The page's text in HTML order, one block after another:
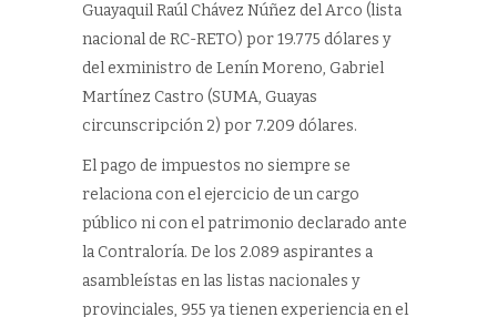
Guayaquil Raúl Chávez Núñez del Arco (lista
nacional de RC-RETO) por 19.775 dólares y
del exministro de Lenín Moreno, Gabriel
Martínez Castro (SUMA, Guayas
circunscripción 2) por 7.209 dólares.
El pago de impuestos no siempre se
relaciona con el ejercicio de un cargo
público ni con el patrimonio declarado ante
la Contraloría. De los 2.089 aspirantes a
asambleístas en las listas nacionales y
provinciales, 955 ya tienen experiencia en el